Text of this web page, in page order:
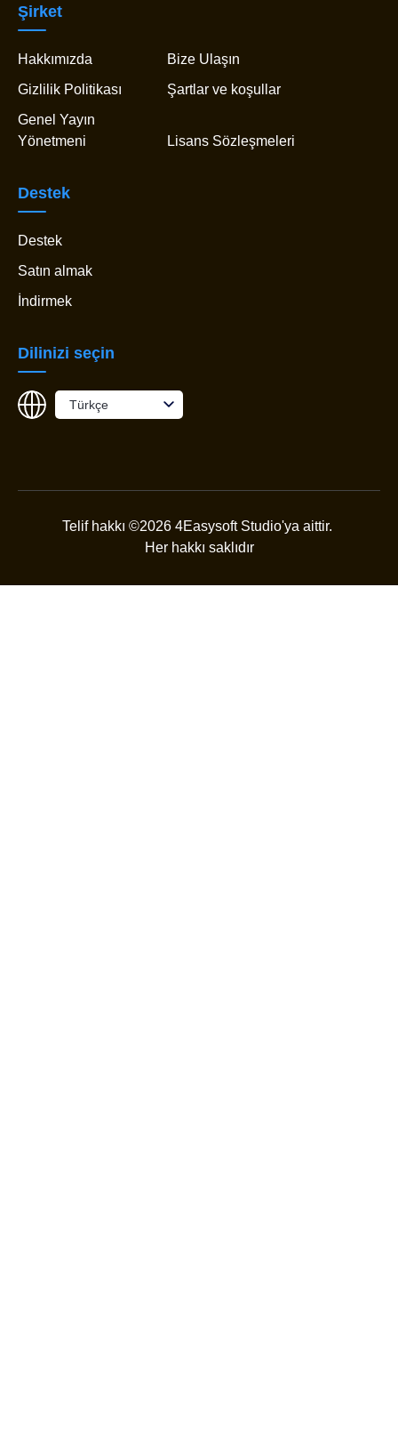
Şirket
Hakkımızda
Bize Ulaşın
Gizlilik Politikası
Şartlar ve koşullar
Genel Yayın
Yönetmeni
Lisans Sözleşmeleri
Destek
Destek
Satın almak
İndirmek
Dilinizi seçin
Türkçe
Telif hakkı ©2026 4Easysoft Studio'ya aittir.
Her hakkı saklıdır